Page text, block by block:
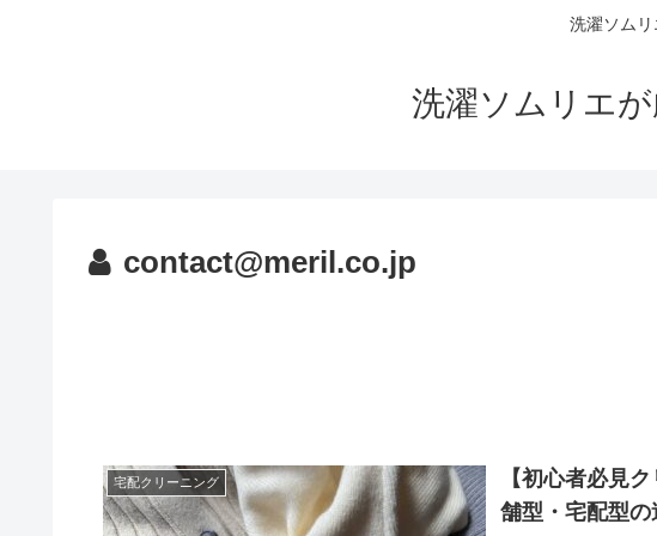
洗濯ソムリ
洗濯ソムリエ
contact@meril.co.jp
宅配クリーニング
【初心者必見
舗型・宅配型の